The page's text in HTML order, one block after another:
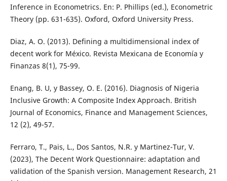
Inference in Econometrics. En: P. Phillips (ed.), Econometric
Theory (pp. 631-635). Oxford, Oxford University Press.
Diaz, A. O. (2013). Defining a multidimensional index of
decent work for México. Revista Mexicana de Economía y
Finanzas 8(1), 75-99.
Enang, B. U, y Bassey, O. E. (2016). Diagnosis of Nigeria
Inclusive Growth: A Composite Index Approach. British
Journal of Economics, Finance and Management Sciences,
12 (2), 49-57.
Ferraro, T., Pais, L., Dos Santos, N.R. y Martinez-Tur, V.
(2023), The Decent Work Questionnaire: adaptation and
validation of the Spanish version. Management Research, 21